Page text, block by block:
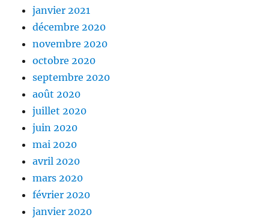
janvier 2021
décembre 2020
novembre 2020
octobre 2020
septembre 2020
août 2020
juillet 2020
juin 2020
mai 2020
avril 2020
mars 2020
février 2020
janvier 2020